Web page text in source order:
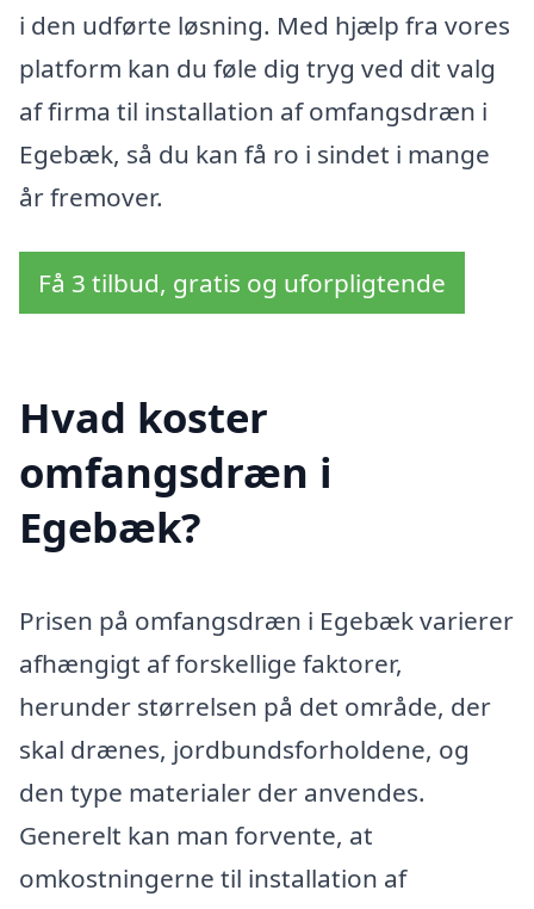
i den udførte løsning. Med hjælp fra vores
platform kan du føle dig tryg ved dit valg
af firma til installation af omfangsdræn i
Egebæk, så du kan få ro i sindet i mange
år fremover.
Få 3 tilbud, gratis og uforpligtende
Hvad koster
omfangsdræn i
Egebæk?
Prisen på omfangsdræn i Egebæk varierer
afhængigt af forskellige faktorer,
herunder størrelsen på det område, der
skal drænes, jordbundsforholdene, og
den type materialer der anvendes.
Generelt kan man forvente, at
omkostningerne til installation af